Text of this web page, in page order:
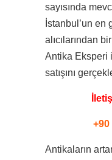
sayısında
İstanbul’un en
alıcılarından
Antika Eksperi
satışını
+90
Antikaların